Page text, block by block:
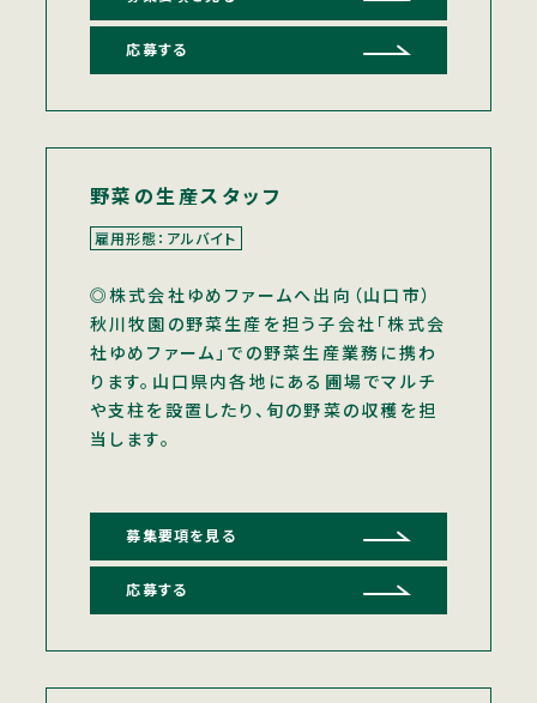
応募する
野菜の生産スタッフ
雇用形態：アルバイト
◎株式会社ゆめファームへ出向（山口市）
秋川牧園の野菜生産を担う子会社「株式会
社ゆめファーム」での野菜生産業務に携わ
ります。山口県内各地にある圃場でマルチ
や支柱を設置したり、旬の野菜の収穫を担
当します。
募集要項を見る
応募する